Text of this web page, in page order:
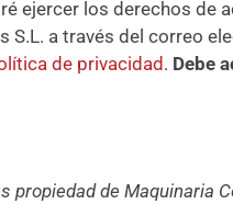
ejercer los derechos de
S.L. a través del correo
de privacidad . Debe
propiedad de Maquinaria